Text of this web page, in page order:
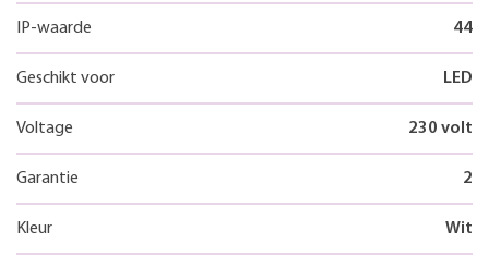
IP-waarde 44
Geschikt voor LED
Voltage 230 volt
Garantie 2
Kleur Wit